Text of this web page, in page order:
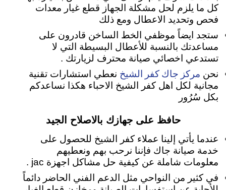
كل ما يلزم لحل مشكلة الجهاز قطع غيار معدات
فحص وتحديد الاعطال ومع ذلك
ستجد ايضاً موظفي الخط الساخن قادرون على
مساعدتك بالنسبة للأعطال البسيطة التي لا
تستدعي اخصائي صيانة محترف لزيارتك .
نحن مركز جاك كفر الشيخ نعطي استشارات تقنية
مجانية لكل اهل كفر الشيخ الاحباء هكذا نساعدكم
بكل سُرُور
حافظ على جهازك بالاصلاح الجيد
عندما يأتي إلينا عملاء كفر الشيخ للحصول على
خدمة صيانة جاك فإننا نرحب بهم ونعطيهم
معلومات شاملة عن كيفية حل مشاكل اجهزة jac .
في كثير من النواحي مثل الدعم الفني الحاضر دائماً